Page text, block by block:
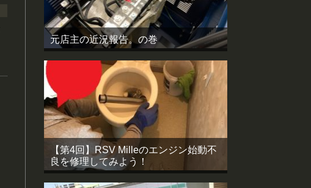
元店主の近況報告。の巻
【第4回】RSV Milleのエンジン始動不
良を修理してみよう！